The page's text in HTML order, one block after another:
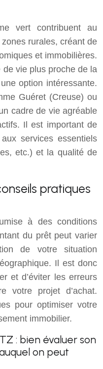
vert contribuent au
rurales, créant de
et immobilières.
vie plus proche de la
option intéressante.
Guéret (Creuse) ou
cadre de vie agréable
Il est important de
services essentiels
etc.) et la qualité de
pratiques
à des conditions
du prêt peut varier
de votre situation
Il est donc
et d’éviter les erreurs
votre projet d’achat.
pour optimiser votre
immobilier.
: bien évaluer son
on peut